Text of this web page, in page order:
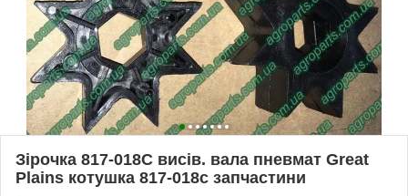
Зірочка 817-018C висів. вала пневмат Great
Plains котушка 817-018с запчастини